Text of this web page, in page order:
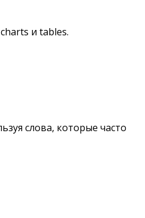
и tables.
слова, которые часто